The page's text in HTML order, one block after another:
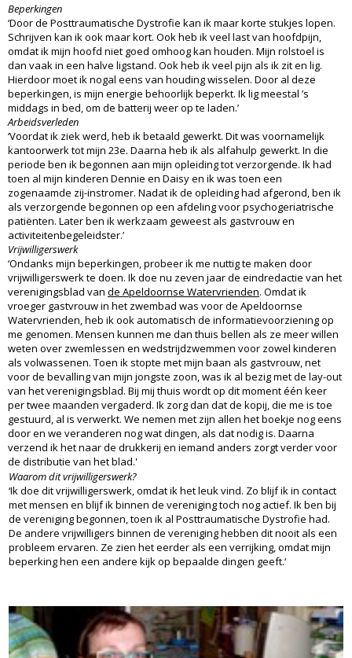
Beperkingen
‘Door de Posttraumatische Dystrofie kan ik maar korte stukjes lopen.
Schrijven kan ik ook maar kort. Ook heb ik veel last van hoofdpijn,
omdat ik mijn hoofd niet goed omhoog kan houden. Mijn rolstoel is
dan vaak in een halve ligstand. Ook heb ik veel pijn als ik zit en lig.
Hierdoor moet ik nogal eens van houding wisselen. Door al deze
beperkingen, is mijn energie behoorlijk beperkt. Ik lig meestal ’s
middags in bed, om de batterij weer op te laden.’
Arbeidsverleden
‘Voordat ik ziek werd, heb ik betaald gewerkt. Dit was voornamelijk
kantoorwerk tot mijn 23e. Daarna heb ik als alfahulp gewerkt. In die
periode ben ik begonnen aan mijn opleiding tot verzorgende. Ik had
toen al mijn kinderen Dennie en Daisy en ik was toen een
zogenaamde zij-instromer. Nadat ik de opleiding had afgerond, ben ik
als verzorgende begonnen op een afdeling voor psychogeriatrische
patiënten. Later ben ik werkzaam geweest als gastvrouw en
activiteitenbegeleidster.’
Vrijwilligerswerk
‘Ondanks mijn beperkingen, probeer ik me nuttig te maken door
vrijwilligerswerk te doen. Ik doe nu zeven jaar de eindredactie van het
verenigingsblad van de Apeldoornse Watervrienden. Omdat ik
vroeger gastvrouw in het zwembad was voor de Apeldoornse
Watervrienden, heb ik ook automatisch de informatievoorziening op
me genomen. Mensen kunnen me dan thuis bellen als ze meer willen
weten over zwemlessen en wedstrijdzwemmen voor zowel kinderen
als volwassenen. Toen ik stopte met mijn baan als gastvrouw, net
voor de bevalling van mijn jongste zoon, was ik al bezig met de lay-out
van het verenigingsblad. Bij mij thuis wordt op dit moment één keer
per twee maanden vergaderd. Ik zorg dan dat de kopij, die me is toe
gestuurd, al is verwerkt. We nemen met zijn allen het boekje nog eens
door en we veranderen nog wat dingen, als dat nodig is. Daarna
verzend ik het naar de drukkerij en iemand anders zorgt verder voor
de distributie van het blad.'
Waarom dit vrijwilligerswerk?
‘Ik doe dit vrijwilligerswerk, omdat ik het leuk vind. Zo blijf ik in contact
met mensen en blijf ik binnen de vereniging toch nog actief. Ik ben bij
de vereniging begonnen, toen ik al Posttraumatische Dystrofie had.
De andere vrijwilligers binnen de vereniging hebben dit nooit als een
probleem ervaren. Ze zien het eerder als een verrijking, omdat mijn
beperking hen een andere kijk op bepaalde dingen geeft.‘